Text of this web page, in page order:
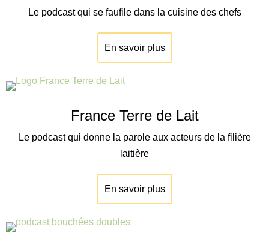
Le podcast qui se faufile dans la cuisine des chefs
En savoir plus
France Terre de Lait
Le podcast qui donne la parole aux acteurs de la filière
laitière
En savoir plus